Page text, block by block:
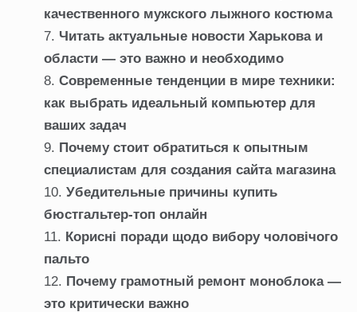
качественного мужского лыжного костюма
Читать актуальные новости Харькова и
области — это важно и необходимо
Современные тенденции в мире техники:
как выбрать идеальный компьютер для
ваших задач
Почему стоит обратиться к опытным
специалистам для создания сайта магазина
Убедительные причины купить
бюстгальтер-топ онлайн
Корисні поради щодо вибору чоловічого
пальто
Почему грамотный ремонт моноблока —
это критически важно